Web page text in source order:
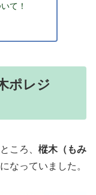
て！
ポレジ
ころ、 樅木（もみ
なっていました。